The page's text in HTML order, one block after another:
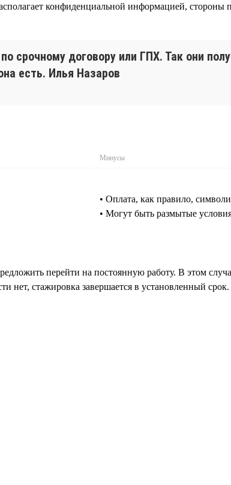
конфиденциальной информацией,
срочному договору или ГПХ. Так они
есть. Илья Назаров
Минусы
• Оплата, как правило,
• Могут быть размытые
перейти на постоянную работу. В этом
нет, стажировка завершается в установленный срок.